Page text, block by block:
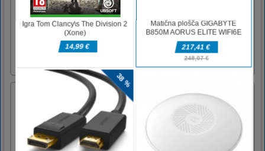
Try a different game of football! Protect your
ball, do not let the opponent catch, you can
run with the ball directly to the end, or can
cooperate with a teammate to pass to the end.
To circumvent obstacles and avoid
Kino Ice Queen Spogledovanje
Ice Queen Cinema Flirting je zanimiva
ohlapna igra, Elsa in Jack si bosta ogledala
film, Jack se bo pogovarjal z Elso, da bi ga
vzljubila, nato pa se bosta lahko poljubila. Ko